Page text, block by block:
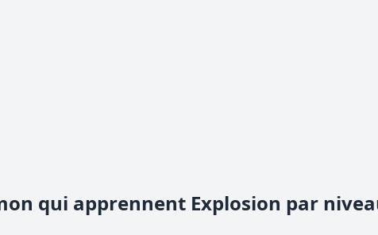
qui apprennent Explosion par